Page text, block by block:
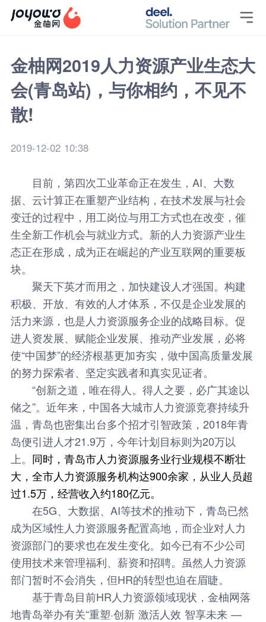

金柚网2019人力资源产业生态大
会(青岛站)，与你相约，不见不
散!
2019-12-02 10:38
目前，第四次工业革命正在发生，AI、大数
据、云计算正在重塑产业结构，在技术发展与社会
变迁的过程中，用工岗位与用工方式也在改变，催
生全新工作机会与就业方式。新的人力资源产业生
态正在形成，成为正在崛起的产业互联网的重要板
块。
聚天下英才而用之，加快建设人才强国。构建
积极、开放、有效的人才体系，不仅是企业发展的
活力来源，也是人力资源服务企业的战略目标。促
进人资发展、赋能企业发展、推动产业发展，必将
使“中国梦”的经济根基更加夯实，做中国高质量发展
的努力探索者、坚定实践者和真实见证者。
“创新之道，唯在得人。得人之要，必广其途以
储之”。近年来，中国各大城市人力资源竞赛持续升
温，青岛也密集出台多个招才引智政策，2018年青
岛便引进人才21.9万，今年计划目标则为20万以
上。 同时，青岛市人力资源服务业行业规模不断壮
大，全市人力资源服务机构达900余家，从业人员超
过1.5万，经营收入约180亿元。
在5G、大数据、AI等技术的推动下，青岛已然
成为区域性人力资源服务配置高地，而企业对人力
资源部门的要求也在发生变化。如今已有不少公司
使用技术来管理福利、薪资和招聘。虽然人力资源
部门暂时不会消失，但HR的转型也迫在眉睫。
基于青岛目前HR人力资源领域现状，金柚网落
地青岛举办有关“重塑·创新 激活人效 智享未来 —